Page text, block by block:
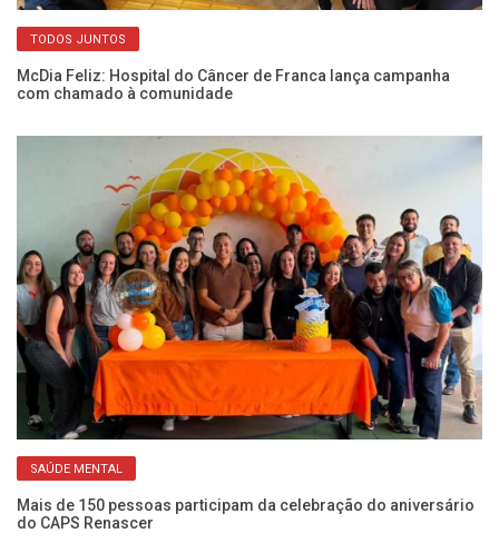
TODOS JUNTOS
McDia Feliz: Hospital do Câncer de Franca lança campanha
com chamado à comunidade
SAÚDE MENTAL
Mais de 150 pessoas participam da celebração do aniversário
do CAPS Renascer